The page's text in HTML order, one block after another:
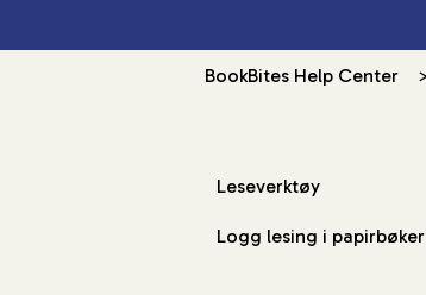
BookBites Help Center
Leseverktøy
Logg lesing i papirbøker